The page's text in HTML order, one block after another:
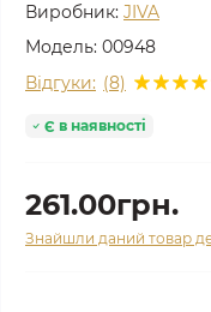
Виробник: JIVA
Модель: 00948
Відгуки: (8)
Є в наявності
261.00грн.
Знайшли даний товар